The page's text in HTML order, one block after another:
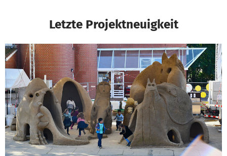
Letzte Projektneuigkeit